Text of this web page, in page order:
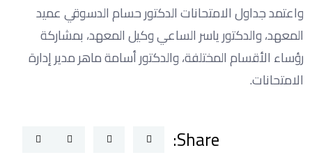
واعتمد جداول الامتحانات الدكتور حسام الدسوقي عميد
المعهد، والدكتور ياسر الساعي وكيل المعهد، بمشاركة
رؤساء الأقسام المختلفة، والدكتور أسامة ماهر مدير إدارة
الامتحانات.
Share: